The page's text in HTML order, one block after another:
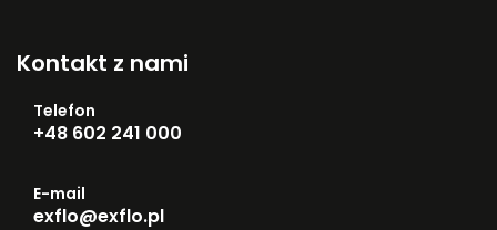
Kontakt z nami
Telefon
+48 602 241 000
E-mail
exflo@exflo.pl